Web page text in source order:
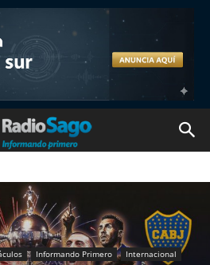
Informando Primero
Internacional